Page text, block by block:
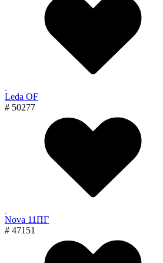
Leda OF
# 50277
Nova 11ПГ
# 47151